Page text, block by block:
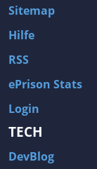
Sitemap
Hilfe
RSS
ePrison Stats
Login
TECH
DevBlog